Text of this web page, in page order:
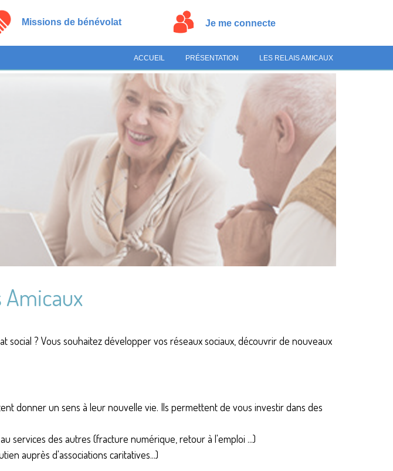
Missions de bénévolat Je me connecte
ACCUEIL PRÉSENTATION LES RELAIS AMICAUX
Amicaux
? Vous souhaitez développer vos réseaux sociaux, découvrir de nouveaux
donner un sens à leur nouvelle vie. Ils permettent de vous investir dans des
services des autres (fracture numérique, retour à l'emploi ...)
auprès d'associations caritatives...)